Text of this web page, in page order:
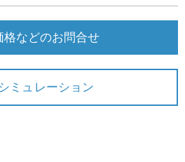
格などのお問合せ
ミュレーション